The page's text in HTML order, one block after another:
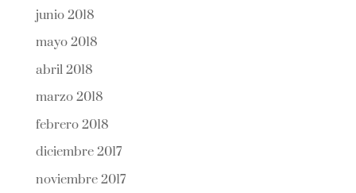
junio 2018
mayo 2018
abril 2018
marzo 2018
febrero 2018
diciembre 2017
noviembre 2017